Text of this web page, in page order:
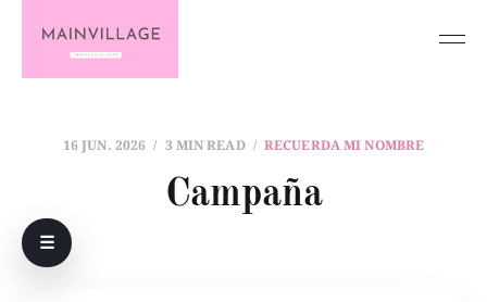
16 JUN. 2026 3 MIN READ RECUERDA MI NOMBRE
Campaña
☰